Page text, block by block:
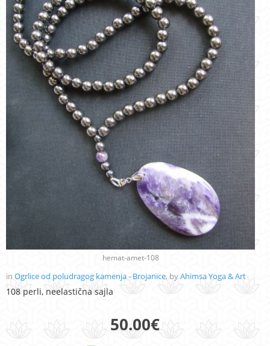
hemat-amet-108
in Ogrlice od poludragog kamenja - Brojanice, byAhimsa Yoga & Art
108 perli, neelastična sajla
50.00€